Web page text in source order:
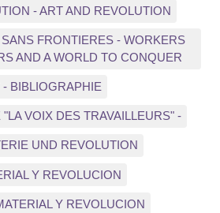
- ART AND REVOLUTION
FRONTIERES - WORKERS
AND A WORLD TO CONQUER
BIBLIOGRAPHIE
VOIX DES TRAVAILLEURS" -
UND REVOLUTION
Y REVOLUCION
Y REVOLUCION